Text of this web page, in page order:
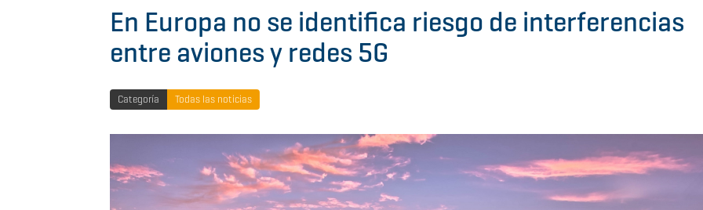
En Europa no se identifica riesgo de interferencias
entre aviones y redes 5G
Categoría Todas las noticias